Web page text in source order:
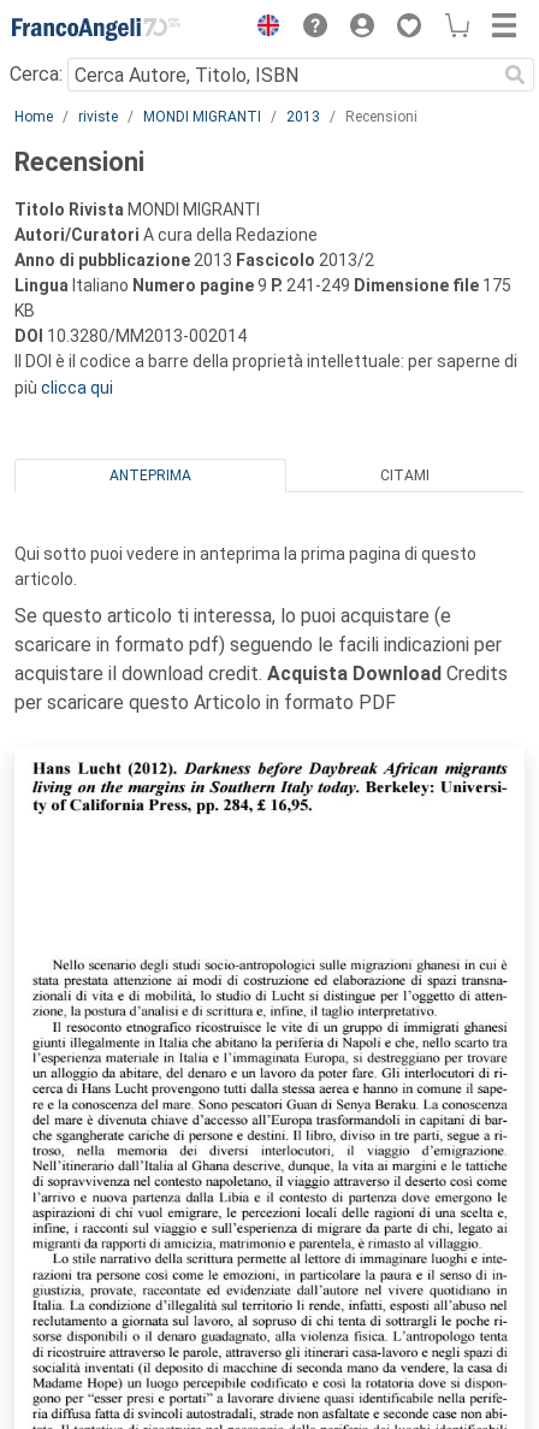
Menu
Cerca:
Main content
Home riviste MONDI MIGRANTI 2013 Recensioni
Recensioni
Titolo Rivista MONDI MIGRANTI
Autori/Curatori A cura della Redazione
Anno di pubblicazione 2013 Fascicolo 2013/2
Lingua Italiano Numero pagine9 P. 241-249 Dimensione file 175
KB
DOI 10.3280/MM2013-002014
Il DOI è il codice a barre della proprietà intellettuale: per saperne di
più clicca qui
ANTEPRIMA CITAMI
Qui sotto puoi vedere in anteprima la prima pagina di questo
articolo.
Se questo articolo ti interessa, lo puoi acquistare (e
scaricare in formato pdf) seguendo le facili indicazioni per
acquistare il download credit. Acquista Download Credits
per scaricare questo Articolo in formato PDF